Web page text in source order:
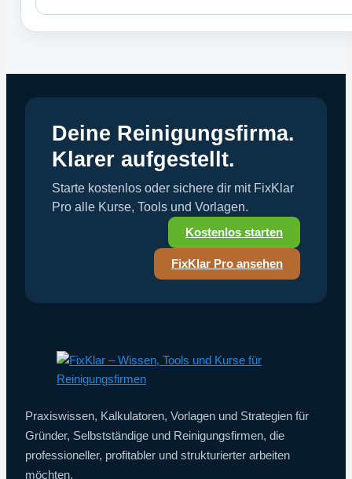
Deine Reinigungsfirma.
Klarer aufgestellt.
Starte kostenlos oder sichere dir mit FixKlar
Pro alle Kurse, Tools und Vorlagen.
Kostenlos starten
FixKlar Pro ansehen
Praxiswissen, Kalkulatoren, Vorlagen und Strategien für
Gründer, Selbstständige und Reinigungsfirmen, die
professioneller, profitabler und strukturierter arbeiten
möchten.